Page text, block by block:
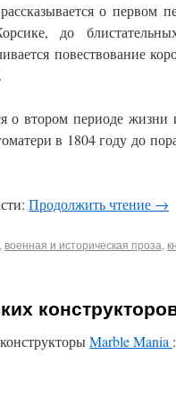
о
до
повествование
о втором периоде
в 1804 году до
Продолжить чтение →
, военная и историческая проза,
Marble Mania :